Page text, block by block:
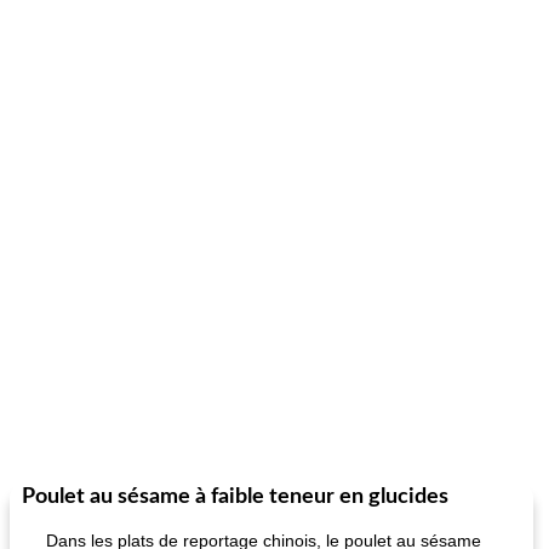
Poulet au sésame à faible teneur en glucides
Dans les plats de reportage chinois, le poulet au sésame